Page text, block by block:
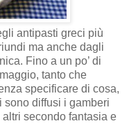
antipasti greci più
ma anche dagli
Fino a un po’ di
tanto che
specificare di cosa,
diffusi i gamberi
secondo fantasia e